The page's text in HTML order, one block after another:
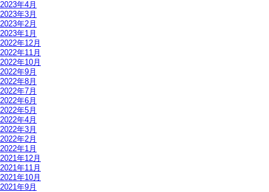
2023年4月
2023年3月
2023年2月
2023年1月
2022年12月
2022年11月
2022年10月
2022年9月
2022年8月
2022年7月
2022年6月
2022年5月
2022年4月
2022年3月
2022年2月
2022年1月
2021年12月
2021年11月
2021年10月
2021年9月